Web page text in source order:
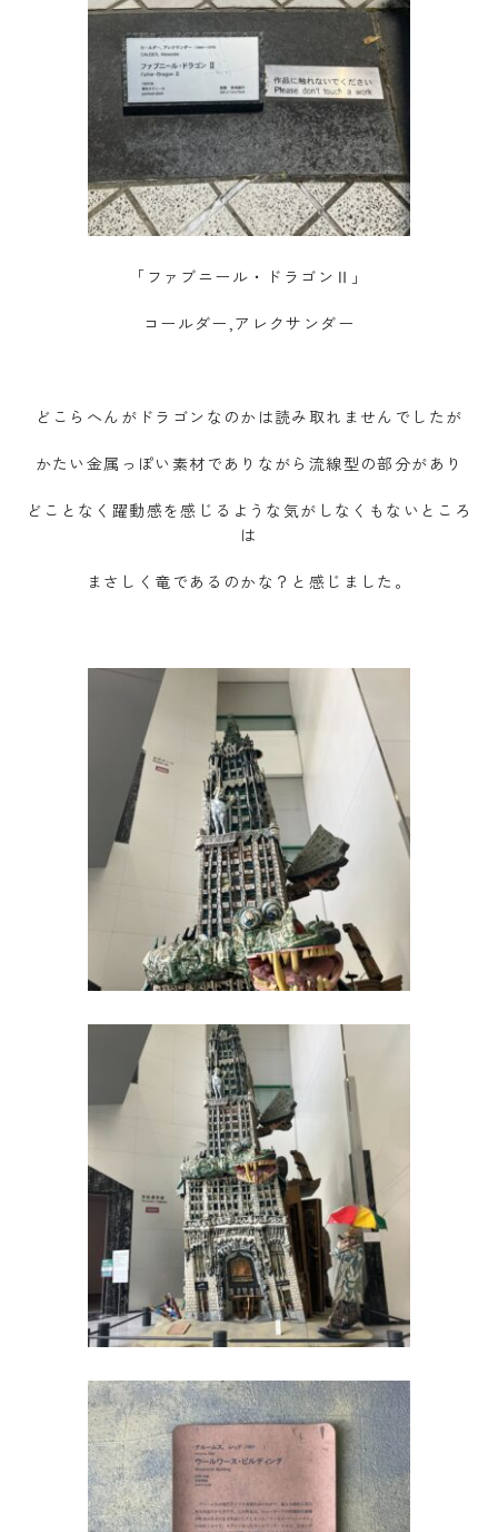
「ファブニール・ドラゴンⅡ」
コールダー,アレクサンダー
どこらへんがドラゴンなのかは読み取れませんでしたが
かたい金属っぽい素材でありながら流線型の部分があり
どことなく躍動感を感じるような気がしなくもないところ
は
まさしく竜であるのかな？と感じました。